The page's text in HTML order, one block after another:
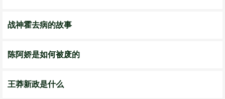
战神霍去病的故事
陈阿娇是如何被废的
王莽新政是什么